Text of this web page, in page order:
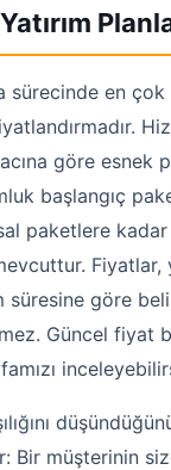
sürecinde en
göre esnek
başlangıç
paketlere
Fiyatlar,
süresine göre
Güncel fiyat
Bir müşterinin